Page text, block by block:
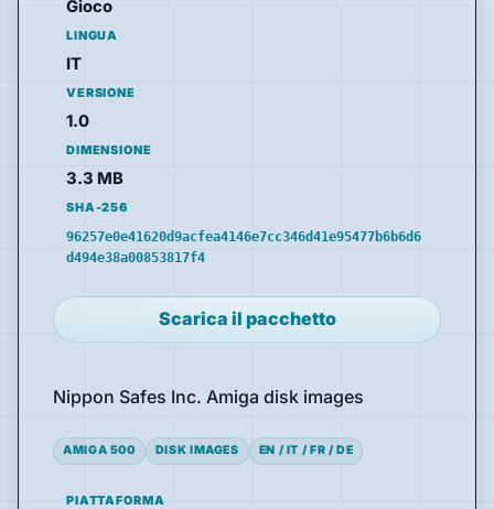
Gioco
LINGUA
IT
VERSIONE
1.0
DIMENSIONE
3.3 MB
SHA-256
96257e0e41620d9acfea4146e7cc346d41e95477b6b6d6
d494e38a00853817f4
Scarica il pacchetto
Nippon Safes Inc. Amiga disk images
AMIGA 500 DISK IMAGES EN / IT / FR / DE
PIATTAFORMA